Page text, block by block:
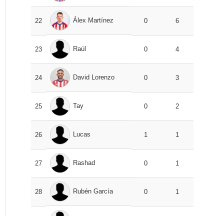
22 Álex Martínez 0 6
23 Raúl 0 4
24 David Lorenzo 0 3
25 Tay 0 2
26 Lucas 1 1
27 Rashad 0 1
28 Rubén García 0 1